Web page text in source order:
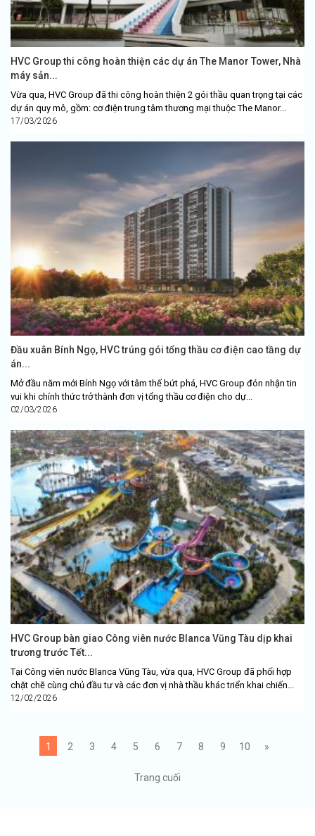
HVC Group thi công hoàn thiện các dự án The Manor Tower, Nhà
máy sản...
Vừa qua, HVC Group đã thi công hoàn thiện 2 gói thầu quan trọng tại các
dự án quy mô, gồm: cơ điện trung tâm thương mại thuộc The Manor...
17/03/2026
Đầu xuân Bính Ngọ, HVC trúng gói tổng thầu cơ điện cao tầng dự
án...
Mở đầu năm mới Bính Ngọ với tâm thế bứt phá, HVC Group đón nhận tin
vui khi chính thức trở thành đơn vị tổng thầu cơ điện cho dự...
02/03/2026
HVC Group bàn giao Công viên nước Blanca Vũng Tàu dịp khai
trương trước Tết...
Tại Công viên nước Blanca Vũng Tàu, vừa qua, HVC Group đã phối hợp
chặt chẽ cùng chủ đầu tư và các đơn vị nhà thầu khác triển khai chiến...
12/02/2026
1 2 3 4 5 6 7 8 9 10 »
Trang cuối